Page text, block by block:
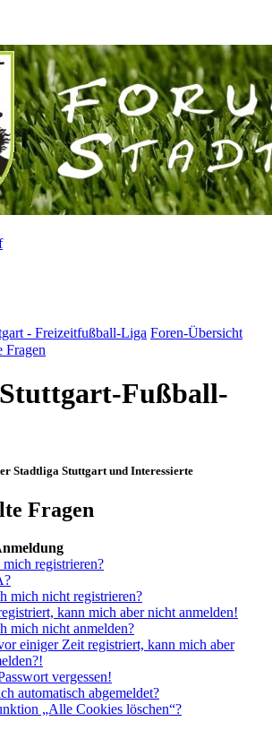
- Freizeitfußball-Liga Foren-Übersicht
Fragen
Fußball-
Stadtliga Stuttgart und Interessierte
Fragen
registrieren?
mich nicht registrieren?
kann mich aber nicht anmelden!
mich nicht anmelden?
einiger Zeit registriert, kann mich aber
vergessen!
automatisch abgemeldet?
„Alle Cookies löschen“?